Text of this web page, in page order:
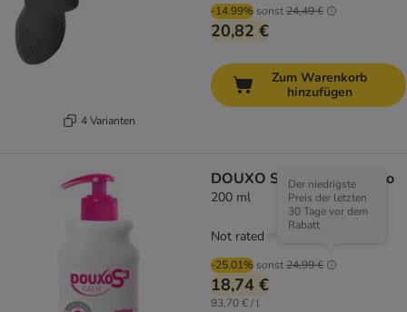
4 Varianten
-14.99% sonst24,49 €
20,82 €
Zum Warenkorb
hinzufügen
DOUXO S3 Calm Shampoo
200 ml
-25.01% sonst24,99 €
Der niedrigste
Preis der letzten
30 Tage vor dem
Rabatt
18,74 €
93,70 € / l
Not rated